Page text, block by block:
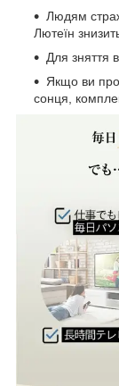
Людям
Лютеїн
Для зняття
Якщо ви
сонця,